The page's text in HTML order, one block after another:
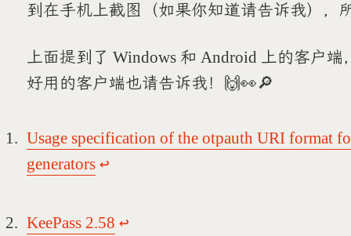
到在手机上截图（如果你知道请告诉我），
上面提到了 Windows 和 Android 上的客户
好用的客户端也请告诉我！🙌👀🔎
Usage specification of the otpauth URI format
generators ↩
KeePass 2.58 ↩